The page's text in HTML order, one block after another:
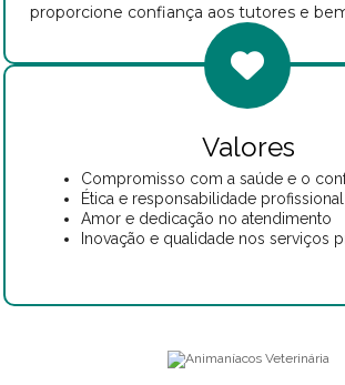
proporcione confiança aos tutores e
Valores
Compromisso com a saúde e o
Ética e responsabilidade profissional
Amor e dedicação no atendimento
Inovação e qualidade nos serviços